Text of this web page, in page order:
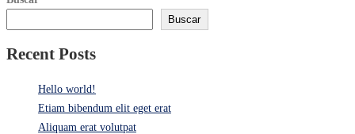
Buscar
Recent Posts
Hello world!
Etiam bibendum elit eget erat
Aliquam erat volutpat